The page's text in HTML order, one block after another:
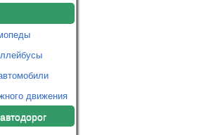
движения